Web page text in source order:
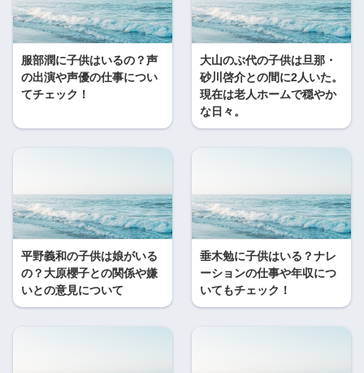
服部潤に子供はいるの？声
の出演や声優の仕事につい
てチェック！
大山のぶ代の子供は旦那・
砂川啓介との間に2人いた。
現在は老人ホームで穏やか
な日々。
平野義和の子供は娘がいる
の？大原櫻子との関係や嫌
いとの意見について
垂木勉に子供はいる？ナレ
ーションの仕事や年収につ
いてもチェック！